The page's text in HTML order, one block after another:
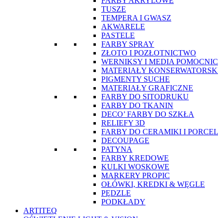
TUSZE
TEMPERA I GWASZ
AKWARELE
PASTELE
FARBY SPRAY
ZŁOTO I POZŁOTNICTWO
WERNIKSY I MEDIA
MATERIAŁY
PIGMENTY SUCHE
MATERIAŁY GRAFICZNE
FARBY DO SITODRUKU
FARBY DO TKANIN
DECO’ FARBY DO SZKŁA
RELIEFY 3D
FARBY DO CERAMIKI I
DECOUPAGE
PATYNA
FARBY KREDOWE
KULKI WOSKOWE
MARKERY PROPIC
OŁÓWKI, KREDKI & WĘGLE
PĘDZLE
PODKŁADY
ARTITEQ